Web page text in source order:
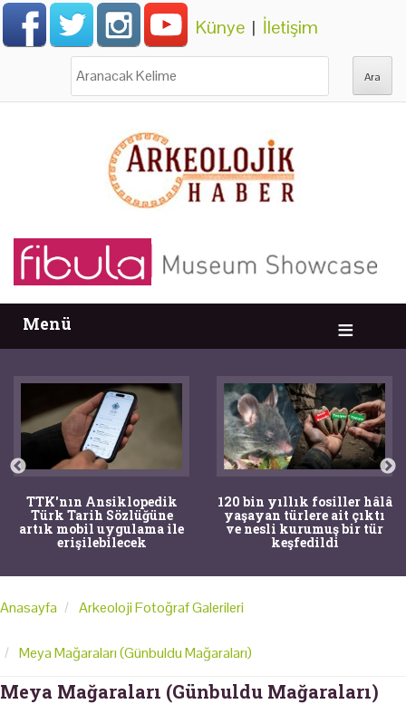
Künye | İletişim
Menü
TTK'nın Ansiklopedik
Türk Tarih Sözlüğüne
artık mobil uygulama ile
erişilebilecek
120 bin yıllık fosiller hâlâ
yaşayan türlere ait çıktı
ve nesli kurumuş bir tür
keşfedildi
Anasayfa Arkeoloji Fotoğraf Galerileri
Meya Mağaraları (Günbuldu Mağaraları)
Meya Mağaraları (Günbuldu Mağaraları)